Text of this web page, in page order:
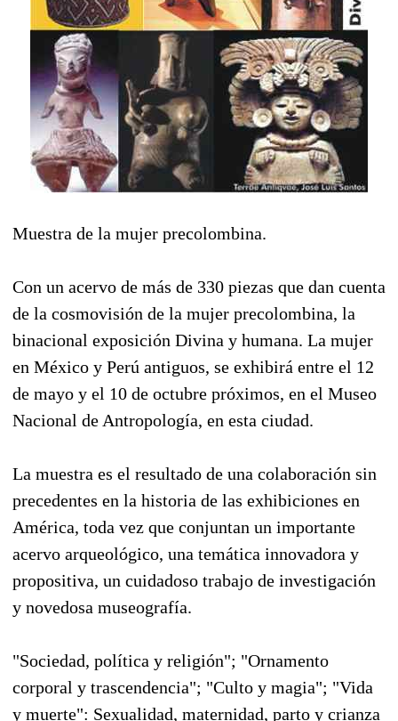
Muestra de la mujer precolombina.
Con un acervo de más de 330 piezas que dan cuenta
de la cosmovisión de la mujer precolombina, la
binacional exposición Divina y humana. La mujer
en México y Perú antiguos, se exhibirá entre el 12
de mayo y el 10 de octubre próximos, en el Museo
Nacional de Antropología, en esta ciudad.
La muestra es el resultado de una colaboración sin
precedentes en la historia de las exhibiciones en
América, toda vez que conjuntan un importante
acervo arqueológico, una temática innovadora y
propositiva, un cuidadoso trabajo de investigación
y novedosa museografía.
"Sociedad, política y religión"; "Ornamento
corporal y trascendencia"; "Culto y magia"; "Vida
y muerte": Sexualidad, maternidad, parto y crianza